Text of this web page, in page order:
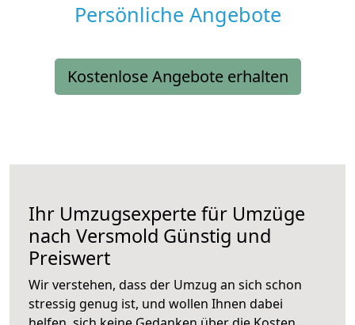
Persönliche Angebote
Kostenlose Angebote erhalten
Ihr Umzugsexperte für Umzüge
nach Versmold Günstig und
Preiswert
Wir verstehen, dass der Umzug an sich schon
stressig genug ist, und wollen Ihnen dabei